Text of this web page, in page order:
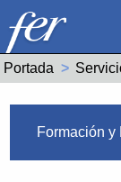
Portada
Formación y